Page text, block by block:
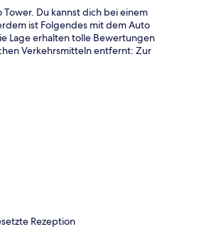
Aussenbereich
Du kannst dich bei einem
ist Folgendes mit dem Auto
Lage erhalten tolle Bewertungen
Verkehrsmitteln entfernt: Zur
Rezeption